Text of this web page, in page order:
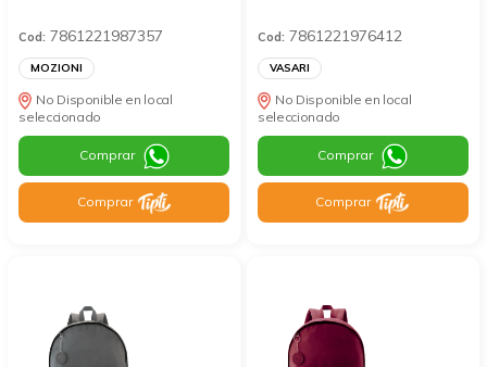
Cod: 7861221987357
MOZIONI
No Disponible en local
seleccionado
Comprar
Comprar
Cod: 7861221976412
VASARI
No Disponible en local
seleccionado
Comprar
Comprar